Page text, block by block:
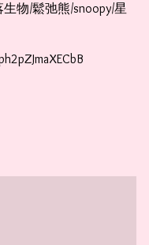
物/鬆弛熊/snoopy/星